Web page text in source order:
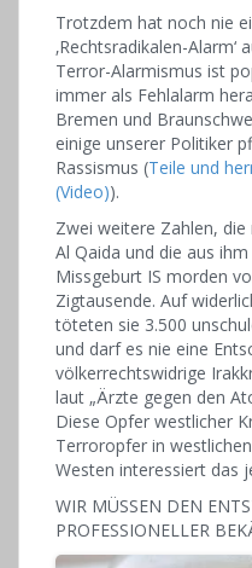
Trotzdem hat noch nie
‚Rechtsradikalen-
Terror-Alarmismus ist
immer als Fehlalarm
Bremen und
einige unserer Politiker
Rassismus (Teile und
(Video)).
Zwei weitere Zahlen,
Al Qaida und die aus
Missgeburt IS morden
Zigtausende. Auf
töteten sie 3.500
und darf es nie eine
völkerrechtswidrige
laut „Ärzte gegen den
Diese Opfer westlicher
Terroropfer in
Westen interessiert das
WIR MÜSSEN DEN
PROFESSIONELLER